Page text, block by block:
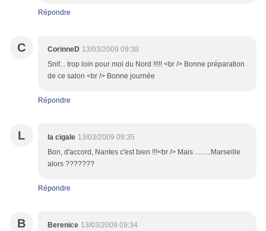
Répondre
C CorinneD 13/03/2009 09:38
Snif... trop loin pour moi du Nord !!!!! <br /> Bonne préparation
de ce salon <br /> Bonne journée
Répondre
L la cigale 13/03/2009 09:35
Bon, d'accord, Nantes c'est bien !!!<br /> Mais .........Marseille
alors ???????
Répondre
B Berenice 13/03/2009 09:34